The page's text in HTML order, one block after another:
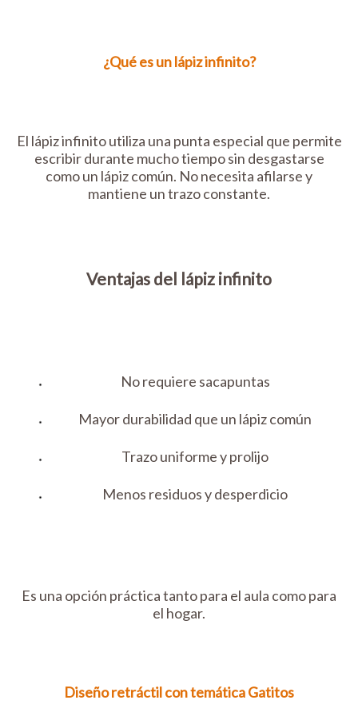
¿Qué es un lápiz infinito?
El lápiz infinito utiliza una punta especial que permite
escribir durante mucho tiempo sin desgastarse
como un lápiz común. No necesita afilarse y
mantiene un trazo constante.
Ventajas del lápiz infinito
No requiere sacapuntas
Mayor durabilidad que un lápiz común
Trazo uniforme y prolijo
Menos residuos y desperdicio
Es una opción práctica tanto para el aula como para
el hogar.
Diseño retráctil con temática Gatitos